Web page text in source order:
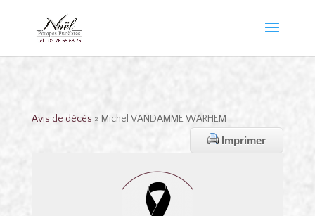
Avis de décès » Michel VANDAMME WARHEM
Imprimer